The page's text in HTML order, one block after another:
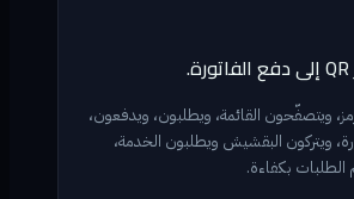
ويتصفّحون القائمة، ويطلبون، ويدفعون،
ويتركون البقشيش ويطلبون الخدمة،
الطلبات بكفاءة.